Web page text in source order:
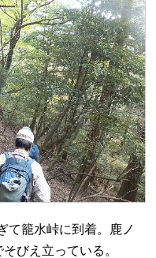
籠水峠に到着。鹿ノ
びえ立っている。